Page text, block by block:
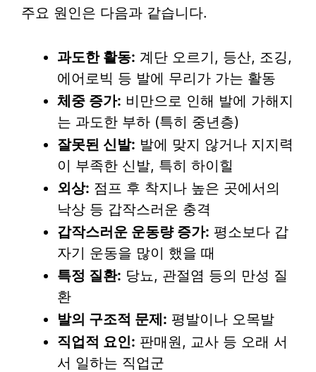
주요 원인은 다음과 같습니다.
과도한 활동: 계단 오르기, 등산, 조깅,
에어로빅 등 발에 무리가 가는 활동
체중 증가: 비만으로 인해 발에 가해지
는 과도한 부하 (특히 중년층)
잘못된 신발: 발에 맞지 않거나 지지력
이 부족한 신발, 특히 하이힐
외상: 점프 후 착지나 높은 곳에서의
낙상 등 갑작스러운 충격
갑작스러운 운동량 증가: 평소보다 갑
자기 운동을 많이 했을 때
특정 질환: 당뇨, 관절염 등의 만성 질
환
발의 구조적 문제: 평발이나 오목발
직업적 요인: 판매원, 교사 등 오래 서
서 일하는 직업군